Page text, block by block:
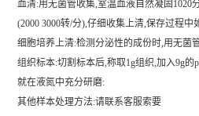
血清:用无菌管收集,室温血液自然凝固1020
(2000 3000转/分),仔细收集上清,保存过程中
细胞培养上清:检测分泌性的成份时,用无菌
组织标本:切割标本后,称取1g组织,加入9g
就在液氮中充分研磨:
其他样本处理方法:请联系客服索要